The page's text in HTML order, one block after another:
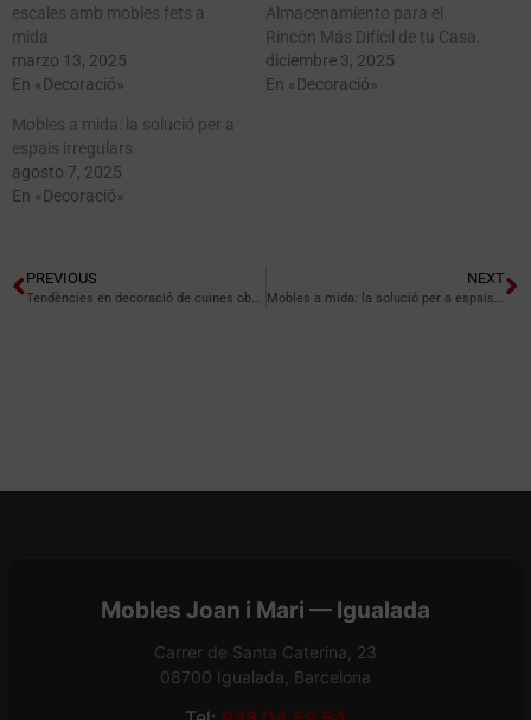
escales amb mobles fets a
mida
marzo 13, 2025
En «Decoració»
Almacenamiento para el
Rincón Más Difícil de tu Casa.
diciembre 3, 2025
En «Decoració»
Mobles a mida: la solució per a
espais irregulars
agosto 7, 2025
En «Decoració»
PREVIOUS
Tendències en decoració de cuines obertes
NEXT
Mobles a mida: la solució per a espais irregulars
Mobles Joan i Mari — Igualada
Carrer de Santa Caterina, 23
08700 Igualada, Barcelona